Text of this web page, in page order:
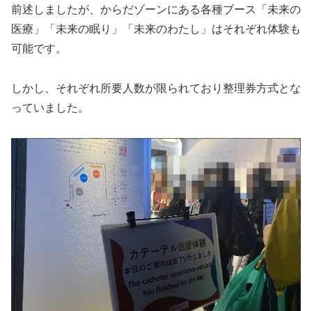
前述しましたが、からだゾーンにある各種ブース「未来の
医療」「未来の眠り」「未来のわたし」はそれぞれ体験も
可能です。
しかし、それぞれ所要人数が限られており整理券方式とな
っていました。